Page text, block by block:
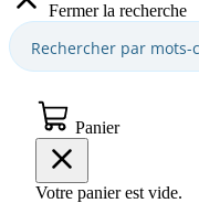
Fermer la recherche
Panier
Votre panier est vide.